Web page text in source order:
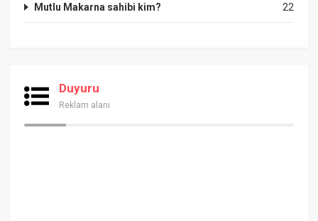
22
Mutlu Makarna sahibi kim?
Duyuru
Reklam alanı